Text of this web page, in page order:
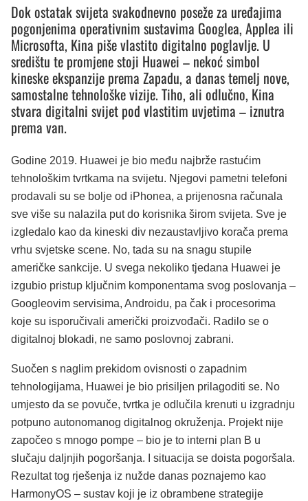
Dok ostatak svijeta svakodnevno poseže za uređajima
pogonjenima operativnim sustavima Googlea, Applea ili
Microsofta, Kina piše vlastito digitalno poglavlje. U
središtu te promjene stoji Huawei – nekoć simbol
kineske ekspanzije prema Zapadu, a danas temelj nove,
samostalne tehnološke vizije. Tiho, ali odlučno, Kina
stvara digitalni svijet pod vlastitim uvjetima – iznutra
prema van.
Godine 2019. Huawei je bio među najbrže rastućim
tehnološkim tvrtkama na svijetu. Njegovi pametni telefoni
prodavali su se bolje od iPhonea, a prijenosna računala
sve više su nalazila put do korisnika širom svijeta. Sve je
izgledalo kao da kineski div nezaustavljivo korača prema
vrhu svjetske scene. No, tada su na snagu stupile
američke sankcije. U svega nekoliko tjedana Huawei je
izgubio pristup ključnim komponentama svog poslovanja –
Googleovim servisima, Androidu, pa čak i procesorima
koje su isporučivali američki proizvođači. Radilo se o
digitalnoj blokadi, ne samo poslovnoj zabrani.
Suočen s naglim prekidom ovisnosti o zapadnim
tehnologijama, Huawei je bio prisiljen prilagoditi se. No
umjesto da se povuče, tvrtka je odlučila krenuti u izgradnju
potpuno autonomanog digitalnog okruženja. Projekt nije
započeo s mnogo pompe – bio je to interni plan B u
slučaju daljnjih pogoršanja. I situacija se doista pogoršala.
Rezultat tog rješenja iz nužde danas poznajemo kao
HarmonyOS – sustav koji je iz obrambene strategije